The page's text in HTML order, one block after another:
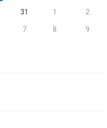
31 1 2
7 8 9